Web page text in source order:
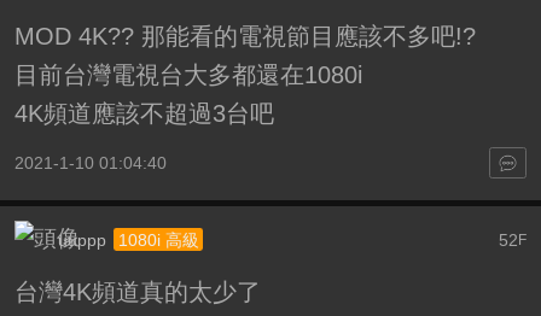
MOD 4K?? 那能看的電視節目應該不多吧!?
目前台灣電視台大多都還在1080i
4K頻道應該不超過3台吧
2021-1-10 01:04:40
52F
uuppp 1080i 高級
台灣4K頻道真的太少了